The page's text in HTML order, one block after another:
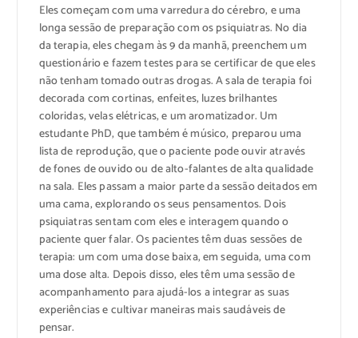
Eles começam com uma varredura do cérebro, e uma
longa sessão de preparação com os psiquiatras. No dia
da terapia, eles chegam às 9 da manhã, preenchem um
questionário e fazem testes para se certificar de que eles
não tenham tomado outras drogas. A sala de terapia foi
decorada com cortinas, enfeites, luzes brilhantes
coloridas, velas elétricas, e um aromatizador. Um
estudante PhD, que também é músico, preparou uma
lista de reprodução, que o paciente pode ouvir através
de fones de ouvido ou de alto-falantes de alta qualidade
na sala. Eles passam a maior parte da sessão deitados em
uma cama, explorando os seus pensamentos. Dois
psiquiatras sentam com eles e interagem quando o
paciente quer falar. Os pacientes têm duas sessões de
terapia: um com uma dose baixa, em seguida, uma com
uma dose alta. Depois disso, eles têm uma sessão de
acompanhamento para ajudá-los a integrar as suas
experiências e cultivar maneiras mais saudáveis de
pensar.